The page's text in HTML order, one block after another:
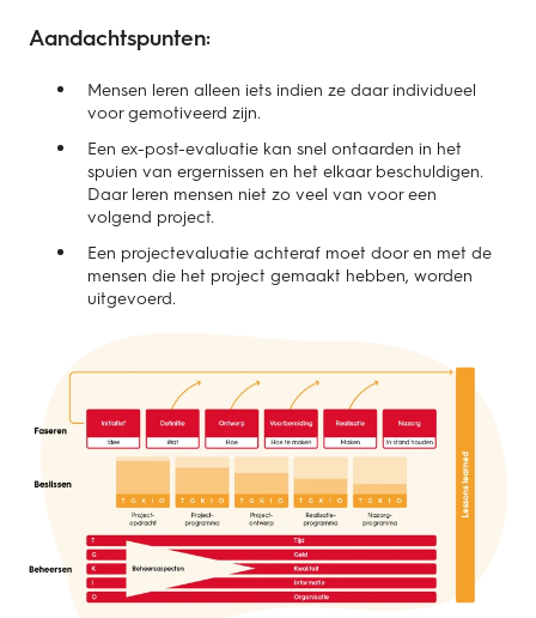
Aandachtspunten:
Mensen leren alleen iets indien ze daar individueel
voor gemotiveerd zijn.
Een ex-post-evaluatie kan snel ontaarden in het
spuien van ergernissen en het elkaar beschuldigen.
Daar leren mensen niet zo veel van voor een
volgend project.
Een projectevaluatie achteraf moet door en met de
mensen die het project gemaakt hebben, worden
uitgevoerd.